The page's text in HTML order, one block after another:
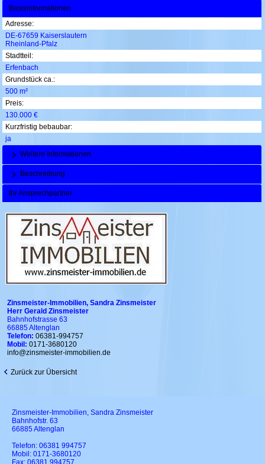
Basisinformationen
Adresse:
DE-67659 Kaiserslautern
Rheinland-Pfalz
Stadtteil:
Erfenbach
Grundstück ca.:
500 m²
Preis:
130.000 €
Kurzfristig bebaubar:
ja
Weitere Informationen
Beschreibung
Ihr Ansprechpartner
Zinsmeister-Immobilien, Sandra Zinsmeister
Herr Gerald Zinsmeister
Bahnhofstrasse 63
66885 Altenglan
Telefon: 06381-994757
Mobil: 0171-3680120
info@zinsmeister-immobilien.de
Zurück zur Übersicht
Zinsmeister-Immobilien, Sandra Zinsmeister
Bahnhofstr. 63
66885 Altenglan
Telefon: 06381 994757
Mobil: 0171-3680120
Fax: 06381 994757